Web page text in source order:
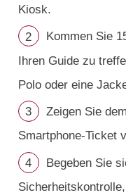
Kiosk.
Kommen Sie
Ihren Guide zu
Polo oder eine
Zeigen Sie
Smartphone-Ticket
Begeben Sie